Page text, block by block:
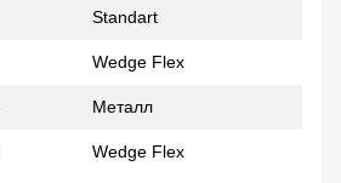
Standart
Wedge Flex
Металл
Wedge Flex